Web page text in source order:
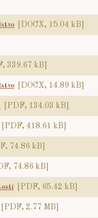
[DOCX, 15.04 kB]
339.67 kB]
[DOCX, 14.89 kB]
[PDF, 134.03 kB]
[PDF, 418.61 kB]
74.86 kB]
74.86 kB]
[PDF, 65.42 kB]
[PDF, 2.77 MB]